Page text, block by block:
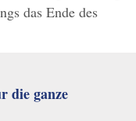
das Ende des
die ganze